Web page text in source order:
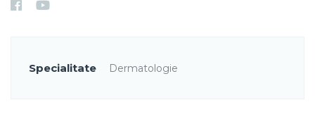
Specialitate Dermatologie